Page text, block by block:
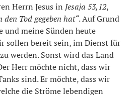
Herrn Jesus in Jesaja 53,12,
den Tod gegeben hat“. Auf Grund
und meine Sünden heute
sollen bereit sein, im Dienst für
werden. Sonst wird das Land
Herr möchte nicht, dass wir
sind. Er möchte, dass wir
die Ströme lebendigen